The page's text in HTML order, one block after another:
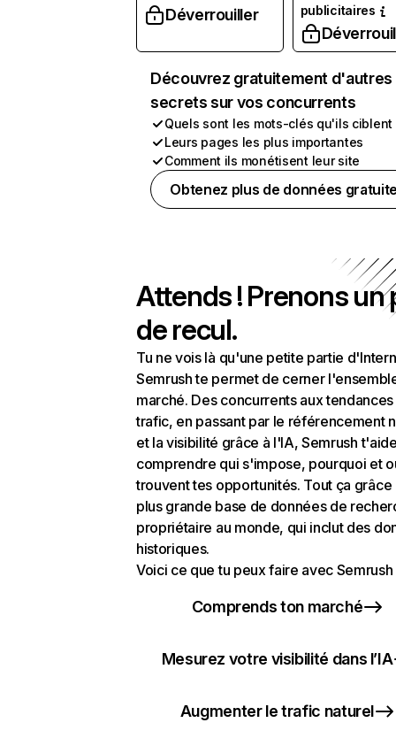
Déverrouiller
publicitaires
Découvrez gratuitement d'autres
secrets sur vos concurrents
Quels sont les mots-clés qu'ils ciblent
Leurs pages les plus importantes
Comment ils monétisent leur site
Obtenez plus de données
Attends ! Prenons un
de recul.
Tu ne vois là qu'une petite partie
Semrush te permet de cerner
marché. Des concurrents aux
trafic, en passant par le référencement
et la visibilité grâce à l'IA, Semrush
comprendre qui s'impose, pourquoi et
trouvent tes opportunités. Tout ça grâce
plus grande base de données de
propriétaire au monde, qui inclut des
historiques.
Voici ce que tu peux faire avec Semrush
Comprends ton marché
Mesurez votre visibilité dans l’IA
Augmenter le trafic naturel